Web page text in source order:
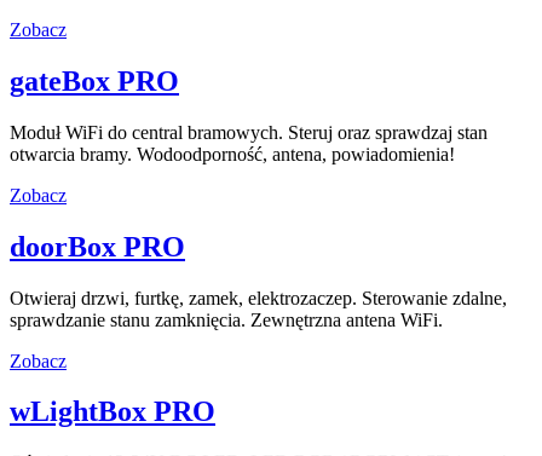
Zobacz
gateBox PRO
Moduł WiFi do central bramowych. Steruj oraz sprawdzaj stan
otwarcia bramy. Wodoodporność, antena, powiadomienia!
Zobacz
doorBox PRO
Otwieraj drzwi, furtkę, zamek, elektrozaczep. Sterowanie zdalne,
sprawdzanie stanu zamknięcia. Zewnętrzna antena WiFi.
Zobacz
wLightBox PRO